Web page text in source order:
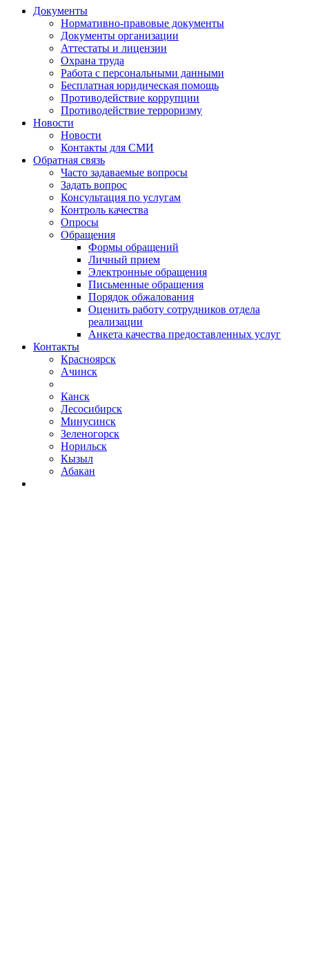
Документы
Нормативно-правовые документы
Документы организации
Аттестаты и лицензии
Охрана труда
Работа с персональными данными
Бесплатная юридическая помощь
Противодействие коррупции
Противодействие терроризму
Новости
Новости
Контакты для СМИ
Обратная связь
Часто задаваемые вопросы
Задать вопрос
Консультация по услугам
Контроль качества
Опросы
Обращения
Формы обращений
Личный прием
Электронные обращения
Письменные обращения
Порядок обжалования
Оценить работу сотрудников отдела
реализации
Анкета качества предоставленных услуг
Контакты
Красноярск
Ачинск
Канск
Лесосибирск
Минусинск
Зеленогорск
Норильск
Кызыл
Абакан